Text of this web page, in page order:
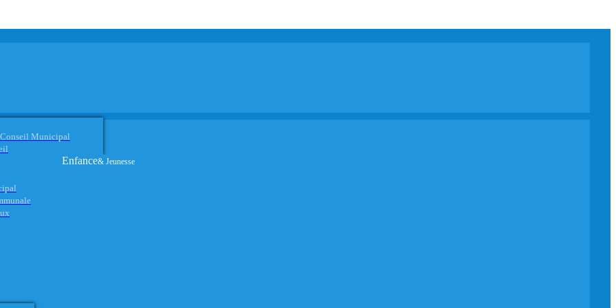
Conseil Municipal
Enfance& Jeunesse